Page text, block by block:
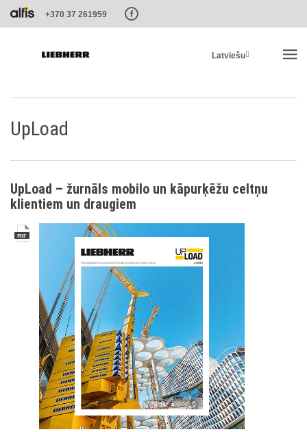
Paste this code as high in the of the page as possible:
+370 37 261959
Latviešu
PAKALPOJUMI UN RISINĀJUMI
LIEBHERR SISTĒMAS
LIEBHERR-SHOP
LIEBHERR USED
KARJERAS IESPĒJAS
APIE MUS
UpLoad
UpLoad – žurnāls mobilo un kāpurķēžu celtņu
klientiem un draugiem